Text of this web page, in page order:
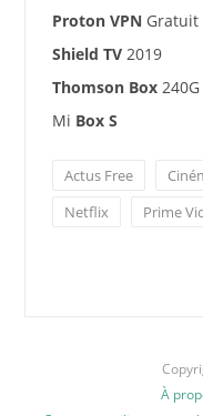
Proton VPN Gratuit
Shield TV2019
Thomson Box240G
Mi Box S
Actus Free
Netflix
Prime
À